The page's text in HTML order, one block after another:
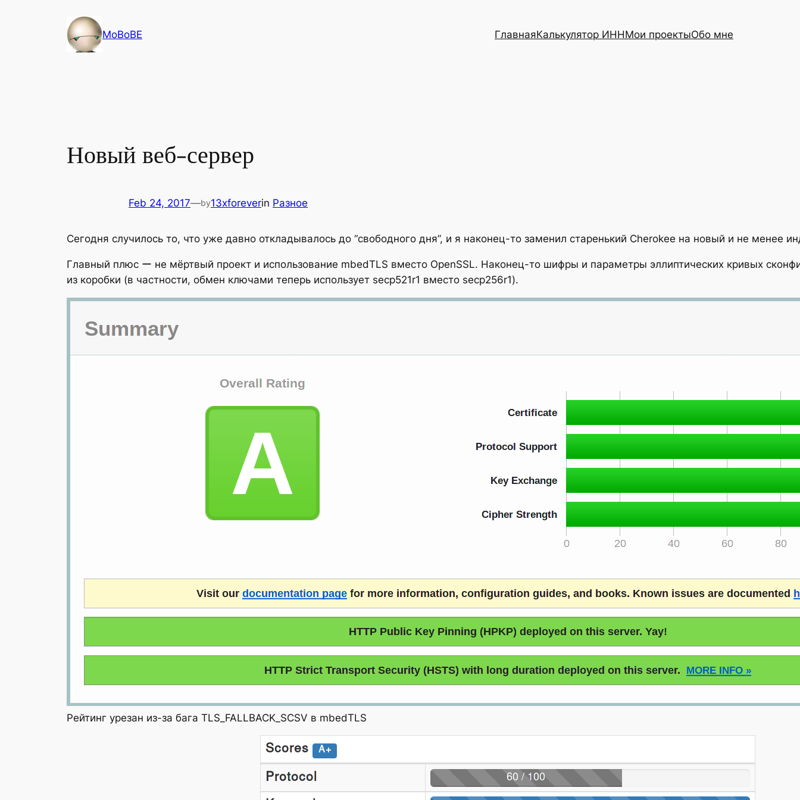
MoBoBE ГлавнаяКалькулятор ИННМои проектыОбо мне
Новый веб-сервер
Feb 24, 2017—by13xforeverin Разное
Сегодня случилось то, что уже давно откладывалось до “свободного дня”, и я наконец-то заменил старенький Cherokee на новый и не менее
Главный плюс ー не мёртвый проект и использование mbedTLS вместо OpenSSL. Наконец-то шифры и параметры эллиптических кривых
из коробки (в частности, обмен ключами теперь использует secp521r1 вместо secp256r1).
Рейтинг урезан из-за бага TLS_FALLBACK_SCSV в mbedTLS